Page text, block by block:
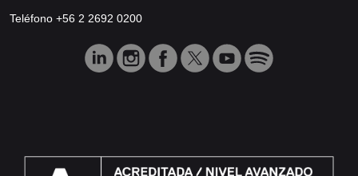
Teléfono +56 2 2692 0200